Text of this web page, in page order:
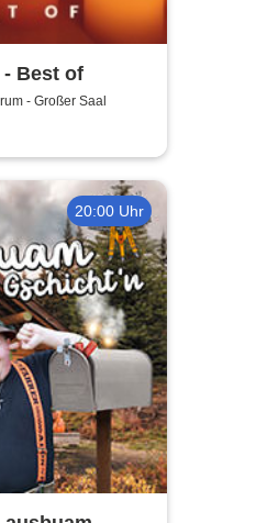
- Best of
- Großer Saal
20:00 Uhr